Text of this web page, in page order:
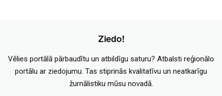
Ziedo!
Vēlies portālā pārbaudītu un atbildīgu saturu? Atbalsti reģionālo
portālu ar ziedojumu. Tas stiprinās kvalitatīvu un neatkarīgu
žurnālistiku mūsu novadā.